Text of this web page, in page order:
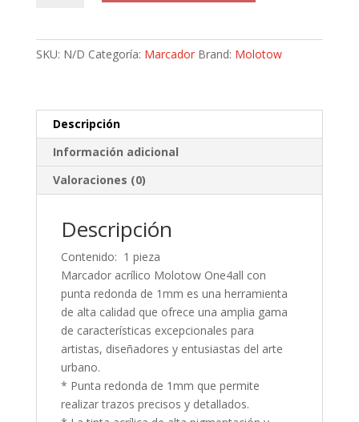
1mm
cantidad
SKU: N/D Categoría: Marcador Brand: Molotow
Descripción
Información adicional
Valoraciones (0)
Descripción
Contenido: 1 pieza
Marcador acrílico Molotow One4all con
punta redonda de 1mm es una herramienta
de alta calidad que ofrece una amplia gama
de características excepcionales para
artistas, diseñadores y entusiastas del arte
urbano.
* Punta redonda de 1mm que permite
realizar trazos precisos y detallados.